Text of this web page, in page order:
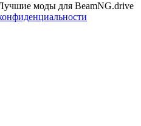
моды для BeamNG.drive